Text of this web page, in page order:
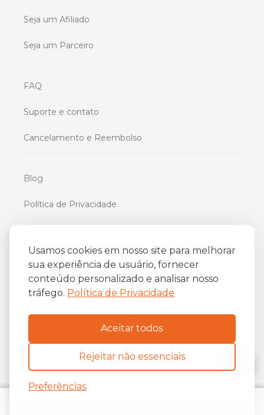
Usamos cookies em nosso site para melhorar
sua experiência de usuário, fornecer
conteúdo personalizado e analisar nosso
tráfego. Política de Privacidade
Aceitar todos
Rejeitar não essenciais
Preferências
Seja um Afiliado
Seja um Parceiro
FAQ
Suporte e contato
Cancelamento e Reembolso
Blog
Política de Privacidade
iFriend
Av. Almirante Barroso 81, 34oandar
Centro, Rio de Janeiro/RJ
20031-004